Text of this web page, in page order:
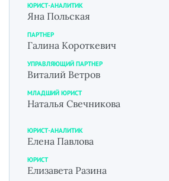
ЮРИСТ-АНАЛИТИК
Яна Польская
ПАРТНЕР
Галина Короткевич
УПРАВЛЯЮЩИЙ ПАРТНЕР
Виталий Ветров
МЛАДШИЙ ЮРИСТ
Наталья Свечникова
ЮРИСТ-АНАЛИТИК
Елена Павлова
ЮРИСТ
Елизавета Разина